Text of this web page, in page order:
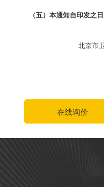
（五）本通知自印发之日
北京市
在线询价